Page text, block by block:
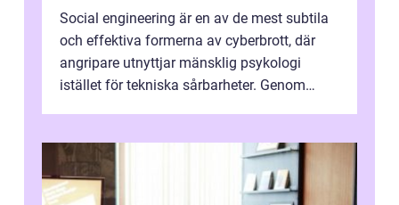
Social engineering är en av de mest subtila
och effektiva formerna av cyberbrott, där
angripare utnyttjar mänsklig psykologi
istället för tekniska sårbarheter. Genom